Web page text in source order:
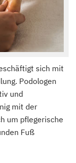
sich mit
Podologen
und
mit der
um pflegerische
Fuß